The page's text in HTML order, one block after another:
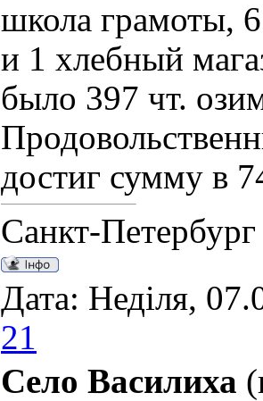
школа грамоты,
и 1 хлебный
было 397 чт.
достиг сумму в
Санкт-Петербург
Дата: Неділя,
21
Село Василиха